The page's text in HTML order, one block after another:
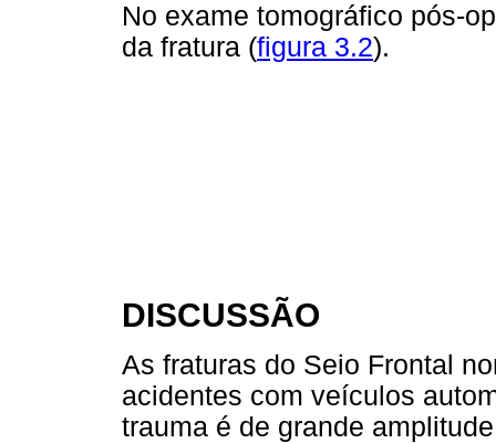
No exame tomográfico pós-
da fratura (figura 3.2).
DISCUSSÃO
As fraturas do Seio Frontal
acidentes com veículos
trauma é de grande